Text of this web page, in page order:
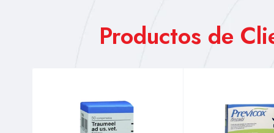
Productos de